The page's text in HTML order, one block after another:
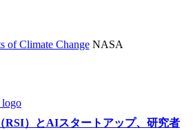
of Climate ChangeNASA
RSI）とAIスタートアップ、研究者